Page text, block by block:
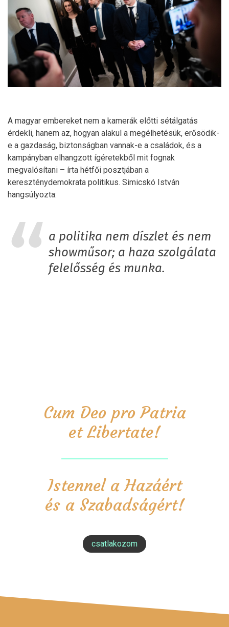
A magyar embereket nem a kamerák előtti sétálgatás
érdekli, hanem az, hogyan alakul a megélhetésük, erősödik-
e a gazdaság, biztonságban vannak-e a családok, és a
kampányban elhangzott ígéretekből mit fognak
megvalósítani – írta hétfői posztjában a
kereszténydemokrata politikus. Simicskó István
hangsúlyozta:
a politika nem díszlet és nem
showműsor; a haza szolgálata
felelősség és munka.
Cum Deo pro Patria
et Libertate!
Istennel a Hazáért
és a Szabadságért!
csatlakozom